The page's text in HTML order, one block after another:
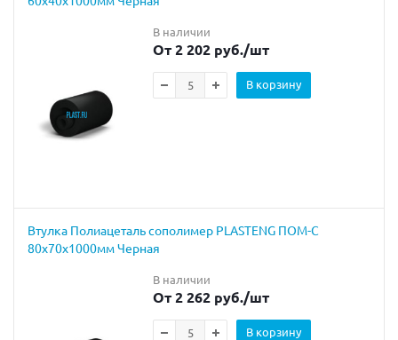
В наличии
От 2 202 руб./шт
В корзину
Втулка Полиацеталь сополимер PLASTENG ПОМ-С
80х70х1000мм Черная
В наличии
От 2 262 руб./шт
В корзину